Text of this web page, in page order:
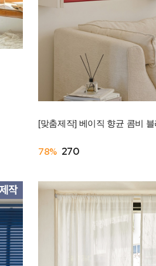
[맞춤제작] 베이직 향균 콤비
78% 270